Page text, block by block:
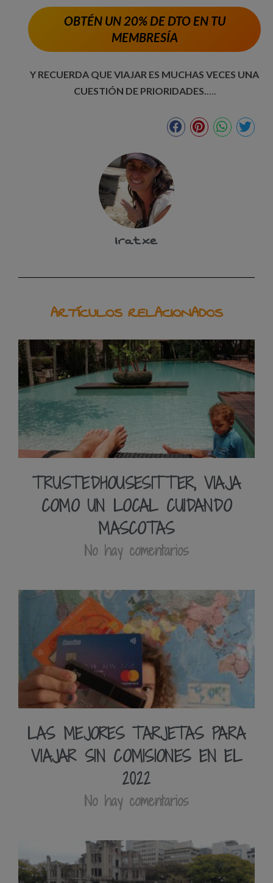
OBTÉN UN 20% DE DTO EN TU
MEMBRESÍA
Y RECUERDA QUE VIAJAR ES MUCHAS VECES UNA
CUESTIÓN DE PRIORIDADES.….
Iratxe
ARTÍCULOS RELACIONADOS
TRUSTEDHOUSESITTER, VIAJA
COMO UN LOCAL CUIDANDO
MASCOTAS
No hay comentarios
LAS MEJORES TARJETAS PARA
VIAJAR SIN COMISIONES EN EL
2022
No hay comentarios